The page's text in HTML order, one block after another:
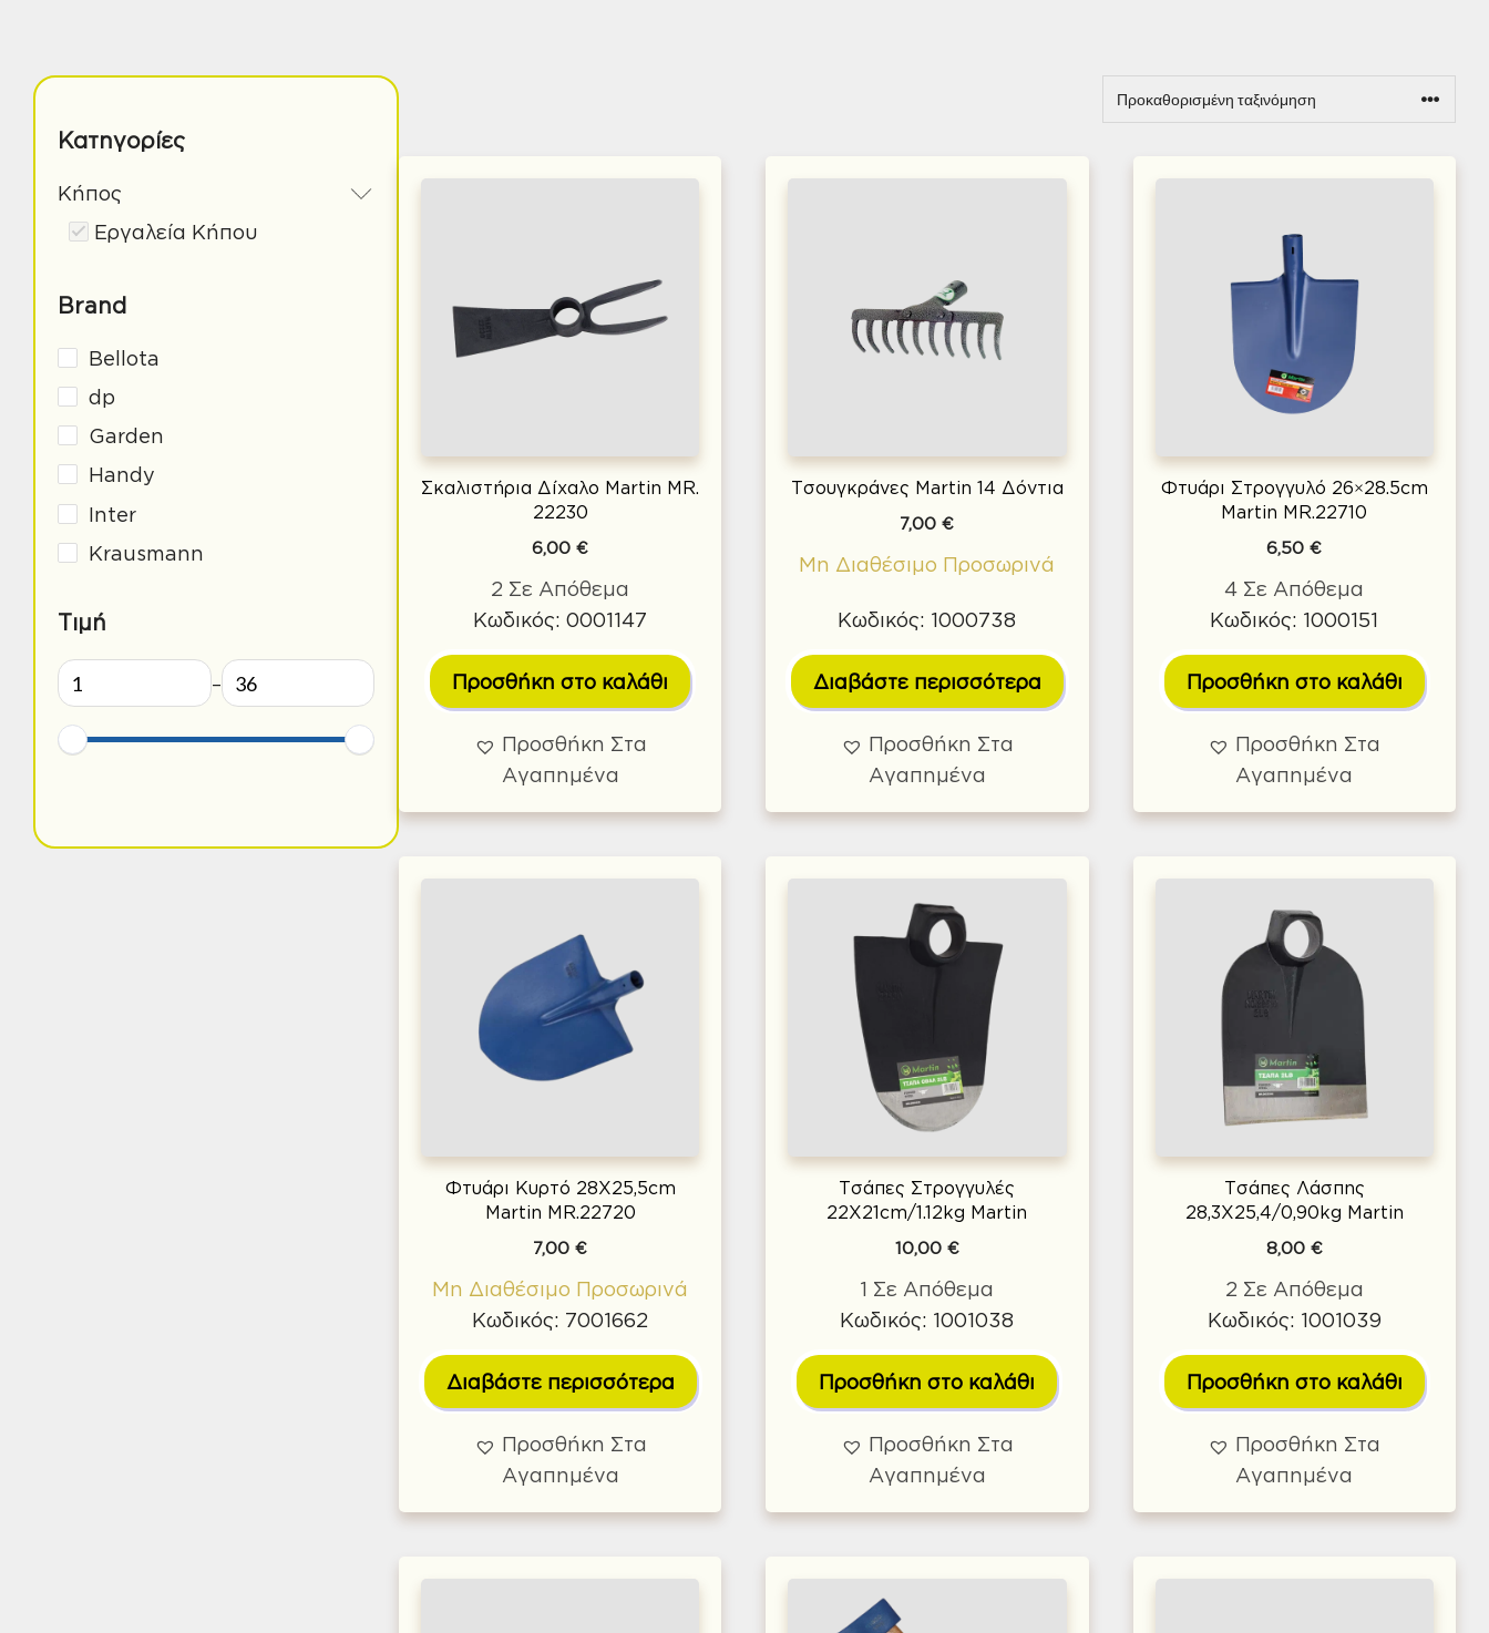
Σκαλιστήρια Δίχαλο Martin MR.
22230
6,00€
2 Σε Απόθεμα
Κωδικός: 0001147
Προσθήκη στο καλάθι
Προσθήκη Στα
Αγαπημένα
Τσουγκράνες Martin 14 Δόντια
7,00€
Μη Διαθέσιμο Προσωρινά
Κωδικός: 1000738
Διαβάστε περισσότερα
Προσθήκη Στα
Αγαπημένα
Φτυάρι Στρογγυλό 26×28.5cm
Martin MR.22710
6,50€
4 Σε Απόθεμα
Κωδικός: 1000151
Προσθήκη στο καλάθι
Προσθήκη Στα
Αγαπημένα
Φτυάρι Κυρτό 28X25,5cm
Martin MR.22720
7,00€
Μη Διαθέσιμο Προσωρινά
Κωδικός: 7001662
Διαβάστε περισσότερα
Προσθήκη Στα
Αγαπημένα
Τσάπες Στρογγυλές
22Χ21cm/1.12kg Martin
10,00 €
1 Σε Απόθεμα
Κωδικός: 1001038
Προσθήκη στο καλάθι
Προσθήκη Στα
Αγαπημένα
Τσάπες Λάσπης
28,3Χ25,4/0,90kg Martin
8,00 €
2 Σε Απόθεμα
Κωδικός: 1001039
Προσθήκη στο καλάθι
Προσθήκη Στα
Αγαπημένα
Κατηγορίες
Κήπος
Εργαλεία Κήπου
Brand
Bellota
dp
Garden
Handy
Inter
Krausmann
Martin
No Name
Yardsmith
Τιμή
–